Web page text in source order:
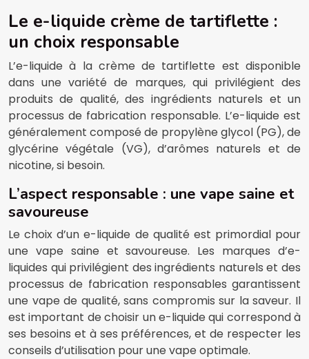
Le e-liquide crème de tartiflette :
un choix responsable
L’e-liquide à la crème de tartiflette est disponible
dans une variété de marques, qui privilégient des
produits de qualité, des ingrédients naturels et un
processus de fabrication responsable. L’e-liquide est
généralement composé de propylène glycol (PG), de
glycérine végétale (VG), d’arômes naturels et de
nicotine, si besoin.
L’aspect responsable : une vape saine et
savoureuse
Le choix d’un e-liquide de qualité est primordial pour
une vape saine et savoureuse. Les marques d’e-
liquides qui privilégient des ingrédients naturels et des
processus de fabrication responsables garantissent
une vape de qualité, sans compromis sur la saveur. Il
est important de choisir un e-liquide qui correspond à
ses besoins et à ses préférences, et de respecter les
conseils d’utilisation pour une vape optimale.